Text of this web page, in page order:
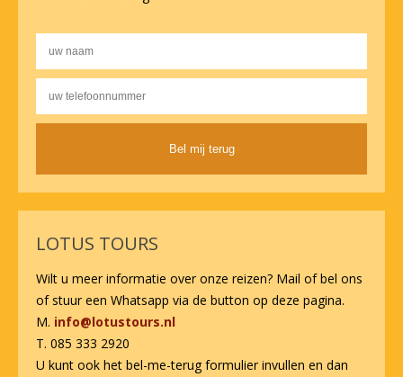
LOTUS TOURS
Wilt u meer informatie over onze reizen? Mail of bel ons
of stuur een Whatsapp via de button op deze pagina.
M. info@lotustours.nl
T. 085 333 2920
U kunt ook het bel-me-terug formulier invullen en dan